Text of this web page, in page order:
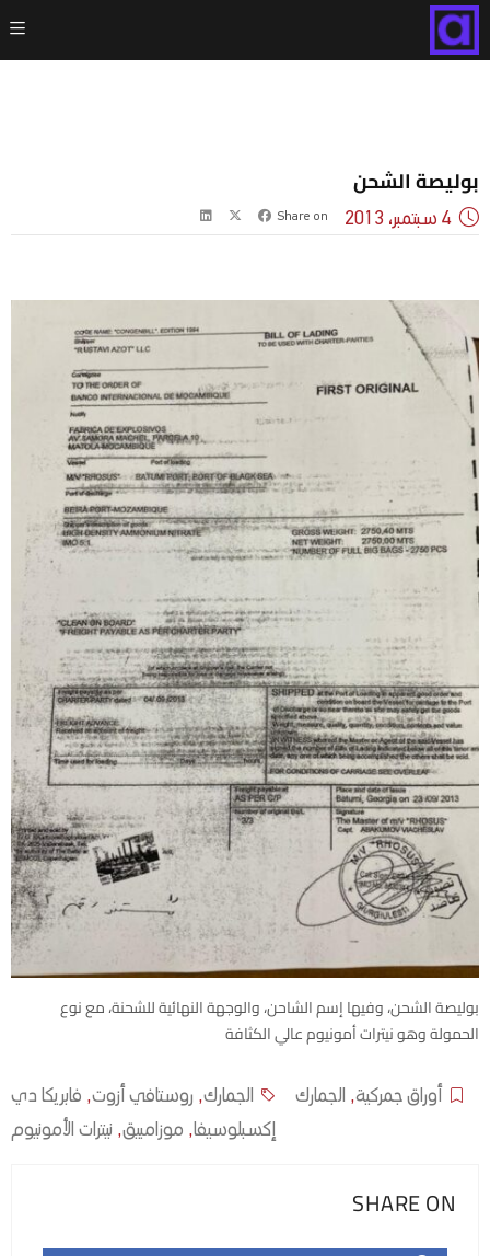
بوليصة الشحن
Share on
بوليصة الشحن، وفيها إسم الشاحن، والوجهة النهائية للشحنة، مع نوع
الحمولة وهو نيترات أمونيوم عالي الكثافة
أوراق جمركية, الجمارك الجمارك, روستافي أزوت, فابريكا دي
إكسبلوسيفا, موزامبيق, نيترات الأمونيوم
SHARE ON